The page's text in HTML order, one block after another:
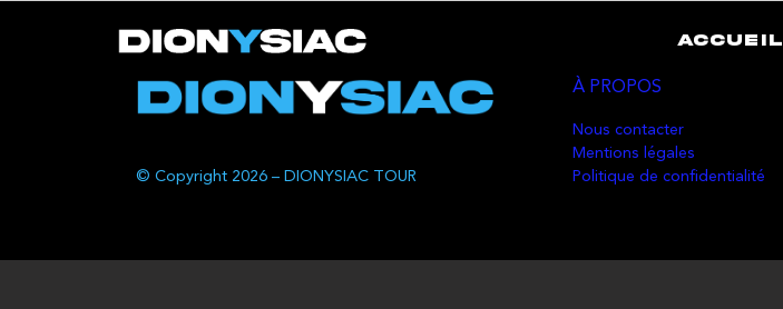
ACCUEIL
© Copyright 2026 – DIONYSIAC TOUR
À PROPOS
Nous contacter
Mentions légales
Politique de confidentialité